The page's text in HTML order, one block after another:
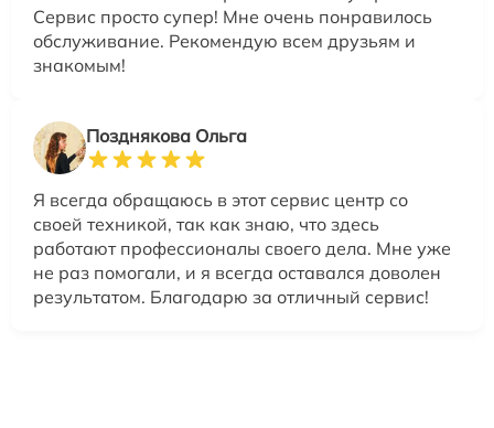
Сервис просто супер! Мне очень понравилось
обслуживание. Рекомендую всем друзьям и
знакомым!
Позднякова Ольга
Я всегда обращаюсь в этот сервис центр со
своей техникой, так как знаю, что здесь
работают профессионалы своего дела. Мне уже
не раз помогали, и я всегда оставался доволен
результатом. Благодарю за отличный сервис!